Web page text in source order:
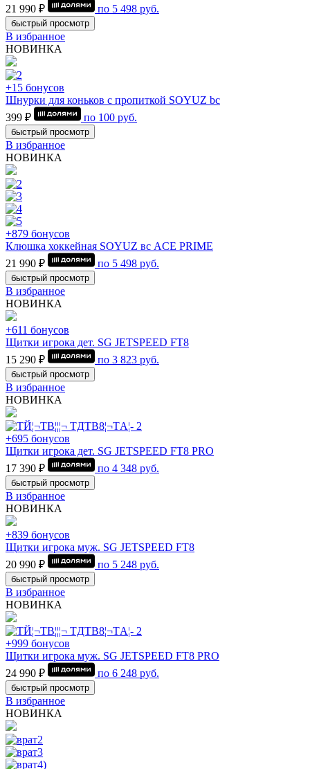
21 990 ₽ по 5 498 руб.
быстрый просмотр
В избранное
НОВИНКА
+15 бонусов
Шнурки для коньков с пропиткой SOYUZ bc
399 ₽
по 100 руб.
быстрый просмотр
В избранное
НОВИНКА
+879 бонусов
Клюшка хоккейная SOYUZ вс ACE PRIME
21 990 ₽
по 5 498 руб.
быстрый просмотр
В избранное
НОВИНКА
+611 бонусов
Щитки игрока дет. SG JETSPEED FT8
15 290 ₽
по 3 823 руб.
быстрый просмотр
В избранное
НОВИНКА
+695 бонусов
Щитки игрока дет. SG JETSPEED FT8 PRO
17 390 ₽
по 4 348 руб.
быстрый просмотр
В избранное
НОВИНКА
+839 бонусов
Щитки игрока муж. SG JETSPEED FT8
20 990 ₽
по 5 248 руб.
быстрый просмотр
В избранное
НОВИНКА
+999 бонусов
Щитки игрока муж. SG JETSPEED FT8 PRO
24 990 ₽
по 6 248 руб.
быстрый просмотр
В избранное
НОВИНКА